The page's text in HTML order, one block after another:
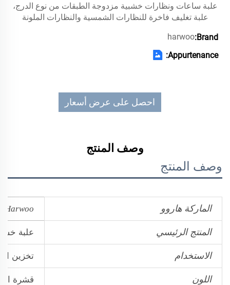
علبة ساعات ونظارات خشبية مزدوجة الطبقات من نوع الدرج،
علبة تغليف فاخرة للنظارات الشمسية والنظارات الملونة
Brand:
harwoo
Appurtenance:
احصل على عرض أسعار
وصف المنتج
وصف المنتج
الماركة هاروو Harwoo
المنتج الرئيسي علبة
الاستخدام تخزين
اللون قشرة